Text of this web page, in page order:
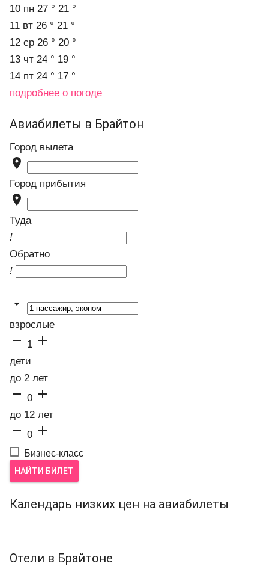
10 пн 27 ° 21 °
11 вт 26 ° 21 °
12 ср 26 ° 20 °
13 чт 24 ° 19 °
14 пт 24 ° 17 °
подробнее о погоде
Авиабилеты в Брайтон
Город вылета

Город прибытия

Туда
!
Обратно
!

взрослые
 1 
дети
до 2 лет
 0 
до 12 лет
 0 
Бизнес-класс
НАЙТИ БИЛЕТ
Календарь низких цен на авиабилеты
Отели в Брайтоне